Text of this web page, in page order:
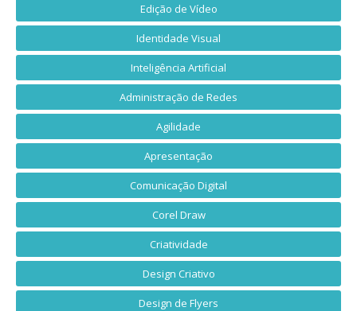
Edição de Vídeo
Identidade Visual
Inteligência Artificial
Administração de Redes
Agilidade
Apresentação
Comunicação Digital
Corel Draw
Criatividade
Design Criativo
Design de Flyers